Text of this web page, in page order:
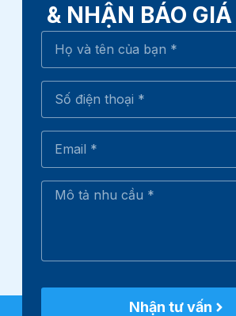
& NHẬN BÁO GIÁ
Nhận tư vấn